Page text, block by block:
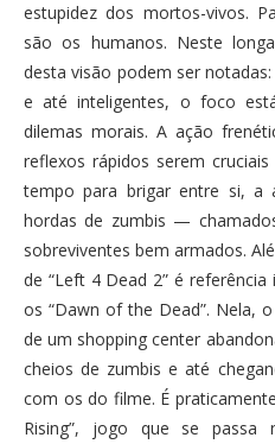
estupidez dos mortos-vivos.
são os humanos. Neste
desta visão podem ser
e até inteligentes, o foco
dilemas morais. A ação
reflexos rápidos serem
tempo para brigar entre si, a
hordas de zumbis —
sobreviventes bem armados.
de “Left 4 Dead 2” é
os “Dawn of the Dead”. Nela,
de um shopping center
cheios de zumbis e até
com os do filme. É
Rising”, jogo que se passa